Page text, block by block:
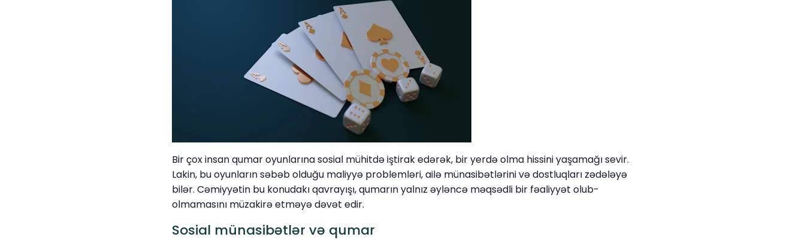
Bir çox insan qumar oyunlarına sosial mühitdə iştirak edərək, bir yerdə olma hissini yaşamağı sevir.
Lakin, bu oyunların səbəb olduğu maliyyə problemləri, ailə münasibətlərini və dostluqları zədələyə
bilər. Cəmiyyətin bu konudakı qavrayışı, qumarın yalnız əyləncə məqsədli bir fəaliyyət olub-
olmamasını müzakirə etməyə dəvət edir.
Sosial münasibətlər və qumar